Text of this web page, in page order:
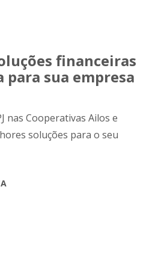
financeiras
para sua empresa
nas Cooperativas Ailos e
soluções para o seu